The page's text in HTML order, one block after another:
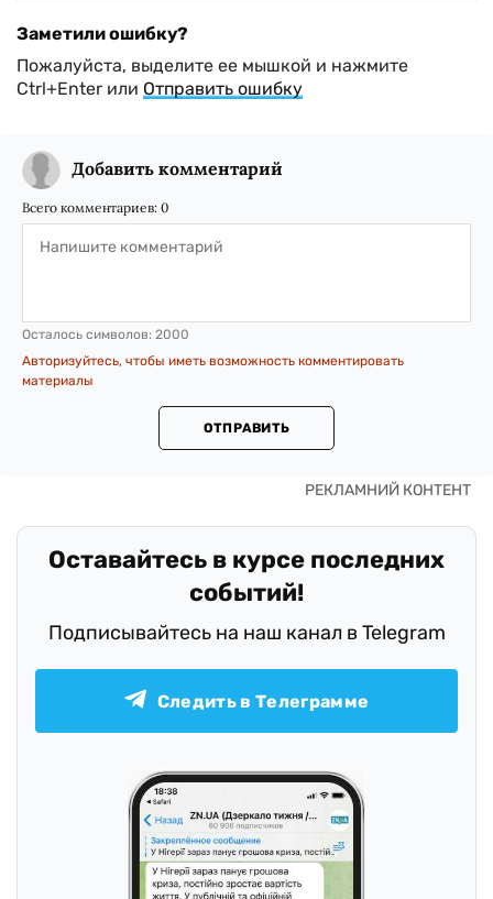
Заметили ошибку?
Пожалуйста, выделите ее мышкой и нажмите
Ctrl+Enter или Отправить ошибку
Добавить комментарий
Всего комментариев: 0
Осталось символов: 2000
Авторизуйтесь, чтобы иметь возможность комментировать
материалы
ОТПРАВИТЬ
Оставайтесь в курсе последних
событий!
Подписывайтесь на наш канал в Telegram
Следить в Телеграмме